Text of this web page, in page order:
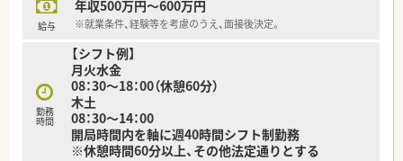
■これまでの調剤薬局での経験や実績を考慮し、入社初年度から
年収500万円から600万円の提示が可能な求人です。
ほど安定した収入の増加を見込むことができます。
■住宅手当や役職手当などの各種手当が充実しているため、ベー
スとなる給与に加えてさらなる収入アップが目指せます。
給与
年収500万円～600万円
※就業条件、経験等を考慮のうえ、面接後決定。
勤務
時間
【シフト例】
月火水金
08：30～18：00（休憩60分）
木土
08：30～14：00
開局時間内を軸に週40時間シフト制勤務
※休憩時間60分以上、その他法定通りとする